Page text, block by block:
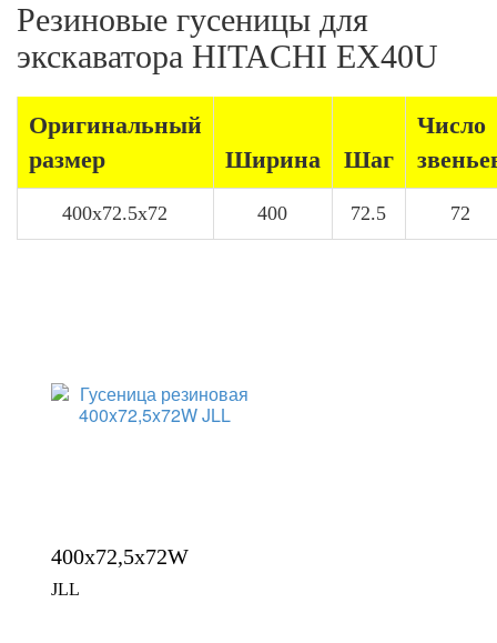
Резиновые гусеницы для
экскаватора HITACHI EX40U
Оригинальный
размер
Ширина Шаг
Число
400x72.5x72 400 72.5 72
400x72,5x72W
JLL